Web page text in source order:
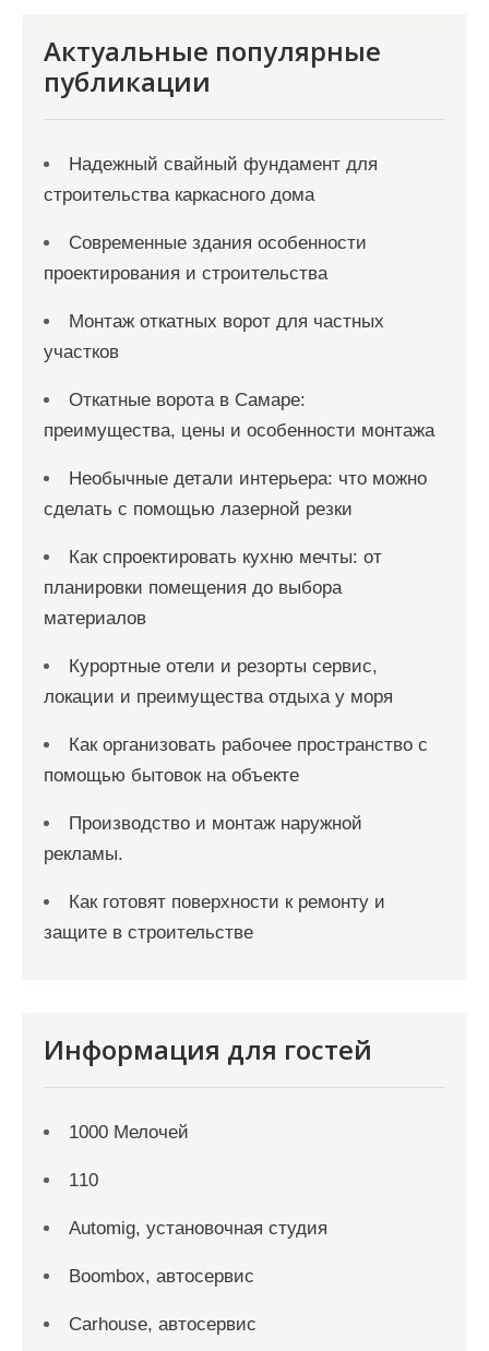
м
Актуальные популярные
публикации
Надежный свайный фундамент для
строительства каркасного дома
Современные здания особенности
проектирования и строительства
Монтаж откатных ворот для частных
участков
Откатные ворота в Самаре:
преимущества, цены и особенности монтажа
Необычные детали интерьера: что можно
сделать с помощью лазерной резки
Как спроектировать кухню мечты: от
планировки помещения до выбора
материалов
Курортные отели и резорты сервис,
локации и преимущества отдыха у моря
Как организовать рабочее пространство с
помощью бытовок на объекте
Производство и монтаж наружной
рекламы.
Как готовят поверхности к ремонту и
защите в строительстве
Информация для гостей
1000 Мелочей
110
Automig, установочная студия
Boombox, автосервис
Carhouse, автосервис